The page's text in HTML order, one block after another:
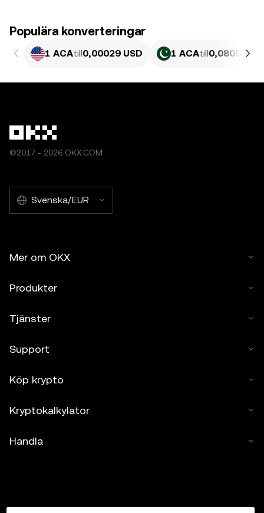
Populära konverteringar
1 ACAtill0,00029 USD 1 ACAtill0,080582
©2017 - 2026 OKX.COM
Svenska/EUR
Mer om OKX
Produkter
Tjänster
Support
Köp krypto
Kryptokalkylator
Handla